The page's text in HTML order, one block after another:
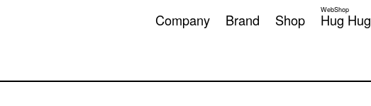
Company Brand Shop
WebShop
Hug Hug